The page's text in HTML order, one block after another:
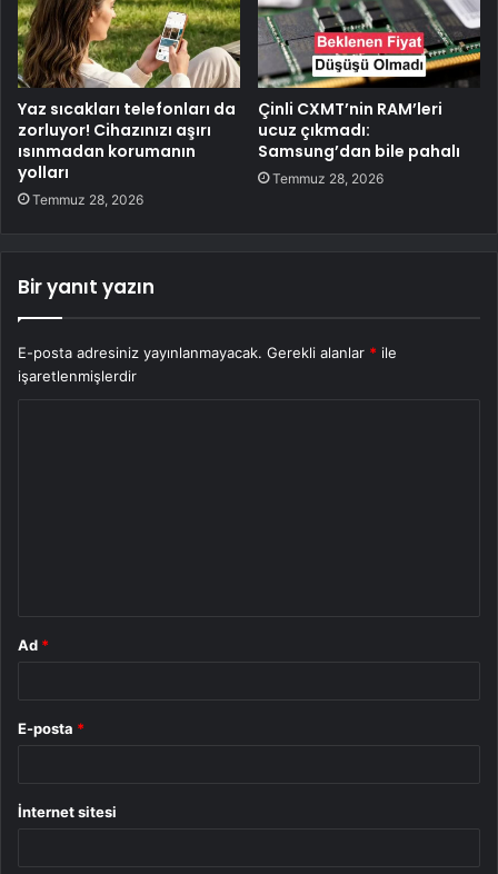
Yaz sıcakları telefonları da
zorluyor! Cihazınızı aşırı
ısınmadan korumanın
yolları
Temmuz 28, 2026
Çinli CXMT’nin RAM’leri
ucuz çıkmadı:
Samsung’dan bile pahalı
Temmuz 28, 2026
Bir yanıt yazın
E-posta adresiniz yayınlanmayacak. Gerekli alanlar * ile
işaretlenmişlerdir
Ad *
E-posta *
İnternet sitesi